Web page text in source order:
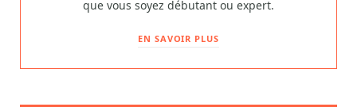
que vous soyez débutant ou expert.
EN SAVOIR PLUS